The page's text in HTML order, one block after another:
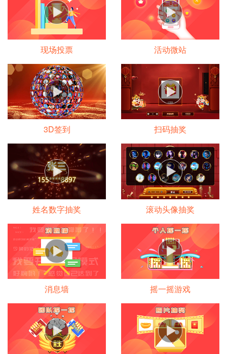
现场投票 活动微站
3D签到 扫码抽奖
姓名数字抽奖 滚动头像抽奖
消息墙 摇一摇游戏